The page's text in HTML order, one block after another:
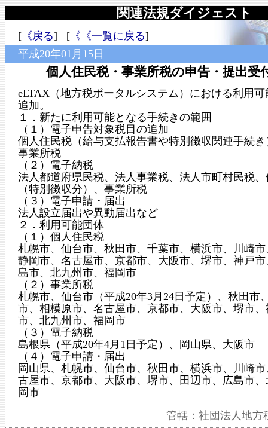
関連法規ダイジェスト
[《戻る] [《《一覧に戻る]
平成20年01月15日
個人住民税・事業所税の申告・提出受
eLTAX（地方税ポータルシステム）における利用
追加。
１．新たに利用可能となる手続きの範囲
（１）電子申告対象税目の追加
個人住民税（給与支払報告書や特別徴収関連手続き
事業所税
（２）電子納税
法人都道府県民税、法人事業税、法人市町村民税
（特別徴収分）、事業所税
（３）電子申請・届出
法人設立届出や異動届出など
２．利用可能団体
（１）個人住民税
札幌市、仙台市、秋田市、千葉市、横浜市、川崎
静岡市、名古屋市、京都市、大阪市、堺市、神戸
島市、北九州市、福岡市
（２）事業所税
札幌市、仙台市（平成20年3月24日予定）、秋田市
市、相模原市、名古屋市、京都市、大阪市、堺市
市、北九州市、福岡市
（３）電子納税
島根県（平成20年4月1日予定）、岡山県、大阪市
（４）電子申請・届出
岡山県、札幌市、仙台市、秋田市、横浜市、川崎
古屋市、京都市、大阪市、堺市、田辺市、広島市
岡市
管轄：社団法人地方